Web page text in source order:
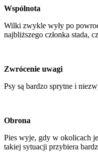
Wspólnota
Wilki zwykle wyły po
najbliższego członka stada,
Zwrócenie uwagi
Psy są bardzo sprytne i
Obrona
Pies wyje, gdy w okolicach
takiej sytuacji przybiera